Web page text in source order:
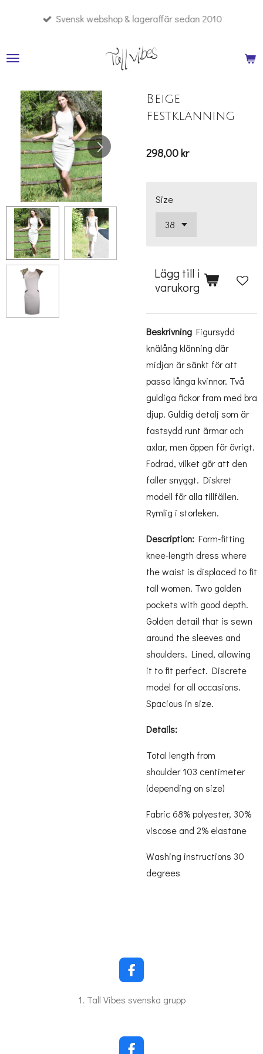
Svensk webshop & lageraffär sedan 2010
Beige
festklänning
298,00 kr
Size
Lägg till i
varukorg
Beskrivning Figursydd
knälång klänning där
midjan är sänkt för att
passa långa kvinnor. Två
guldiga fickor fram med bra
djup. Guldig detalj som är
fastsydd runt ärmar och
axlar, men öppen för övrigt.
Fodrad, vilket gör att den
faller snyggt. Diskret
modell för alla tillfällen.
Rymlig i storleken.
Description: Form-fitting
knee-length dress where
the waist is displaced to fit
tall women. Two golden
pockets with good depth.
Golden detail that is sewn
around the sleeves and
shoulders. Lined, allowing
it to fit perfect. Discrete
model for all occasions.
Spacious in size.
Details:
Total length from
shoulder 103 centimeter
(depending on size)
Fabric 68% polyester, 30%
viscose and 2% elastane
Washing instructions 30
degrees
F
a
c
o
1. Tall Vibes svenska grupp